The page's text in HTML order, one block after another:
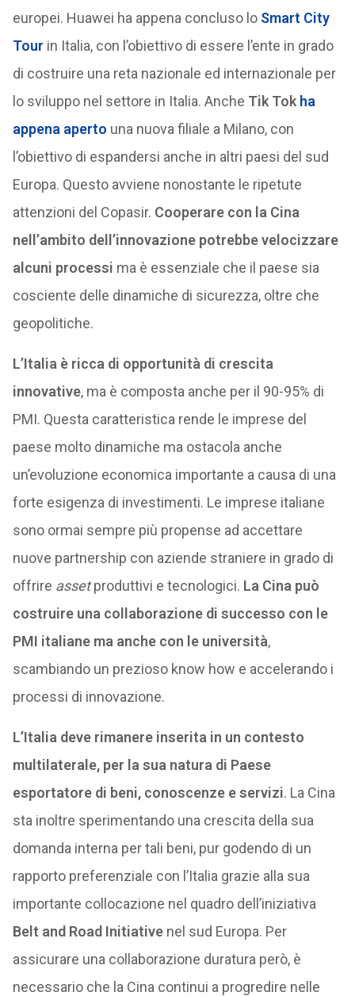
europei. Huawei ha appena concluso lo Smart City
Tour in Italia, con l’obiettivo di essere l’ente in grado
di costruire una reta nazionale ed internazionale per
lo sviluppo nel settore in Italia. Anche Tik Tok ha
appena aperto una nuova filiale a Milano, con
l’obiettivo di espandersi anche in altri paesi del sud
Europa. Questo avviene nonostante le ripetute
attenzioni del Copasir. Cooperare con la Cina
nell’ambito dell’innovazione potrebbe velocizzare
alcuni processi ma è essenziale che il paese sia
cosciente delle dinamiche di sicurezza, oltre che
geopolitiche.
L’Italia è ricca di opportunità di crescita
innovative, ma è composta anche per il 90-95% di
PMI. Questa caratteristica rende le imprese del
paese molto dinamiche ma ostacola anche
un’evoluzione economica importante a causa di una
forte esigenza di investimenti. Le imprese italiane
sono ormai sempre più propense ad accettare
nuove partnership con aziende straniere in grado di
offrire assetproduttivi e tecnologici. La Cina può
costruire una collaborazione di successo con le
PMI italiane ma anche con le università,
scambiando un prezioso know how e accelerando i
processi di innovazione.
L’Italia deve rimanere inserita in un contesto
multilaterale, per la sua natura di Paese
esportatore di beni, conoscenze e servizi. La Cina
sta inoltre sperimentando una crescita della sua
domanda interna per tali beni, pur godendo di un
rapporto preferenziale con l’Italia grazie alla sua
importante collocazione nel quadro dell’iniziativa
Belt and Road Initiativenel sud Europa. Per
assicurare una collaborazione duratura però, è
necessario che la Cina continui a progredire nelle